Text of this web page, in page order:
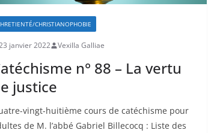
CHRISTIANOPHOBIE
janvier 2022 Vexilla Galliae
n° 88 – La vertu
justice
vingt-huitième cours de catéchisme pour
de M. l’abbé Gabriel Billecocq : Liste des